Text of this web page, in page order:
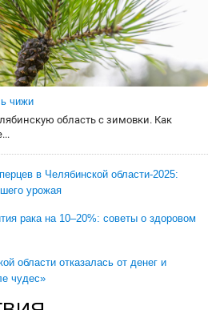
чижи
область с зимовки. Как
в Челябинской области-2025:
урожая
рака на 10–20%: советы о здоровом
области отказалась от денег и
чудес»